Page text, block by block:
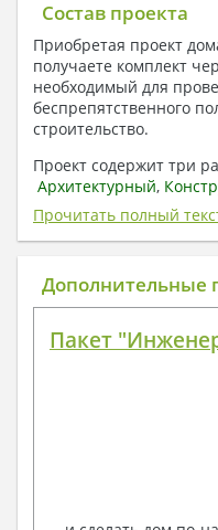
Состав проекта
Приобретая проект
получаете комплект
необходимый для
беспрепятственного
строительство.
Проект содержит три
Архитектурный,
отопление, вентиляция,
электроснабжение
плату) +
1. Архитектурный
План
Поэтажные
Разрезы и
Фасады с
Элементы
Ведомость
Прочитать полный
Дополнительные
Пакет